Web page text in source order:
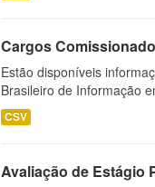
Cargos
Estão disponíveis
Brasileiro de Informação
CSV
Avaliação de Estágio